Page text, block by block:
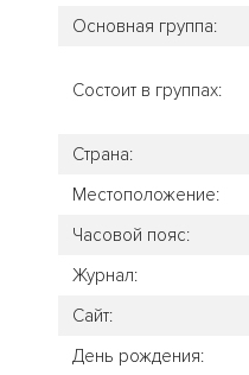
Основная группа:
Состоит в группах:
Страна:
Местоположение:
Часовой пояс:
Журнал:
Сайт:
День рождения: